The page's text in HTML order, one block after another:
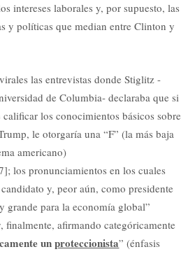
intereses laborales y, por supuesto, las
y políticas que median entre Clinton y
las entrevistas donde Stiglitz -
de Columbia- declaraba que si
los conocimientos básicos sobre
le otorgaría una “F” (la más baja
americano)
los pronunciamientos en los cuales
y, peor aún, como presidente
para la economía global”
afirmando categóricamente
unproteccionista” (énfasis